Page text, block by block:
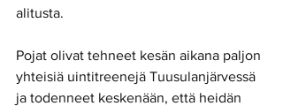
alitusta.
Pojat olivat tehneet kesän aikana paljon
yhteisiä uintitreenejä Tuusulanjärvessä
ja todenneet keskenään, että heidän